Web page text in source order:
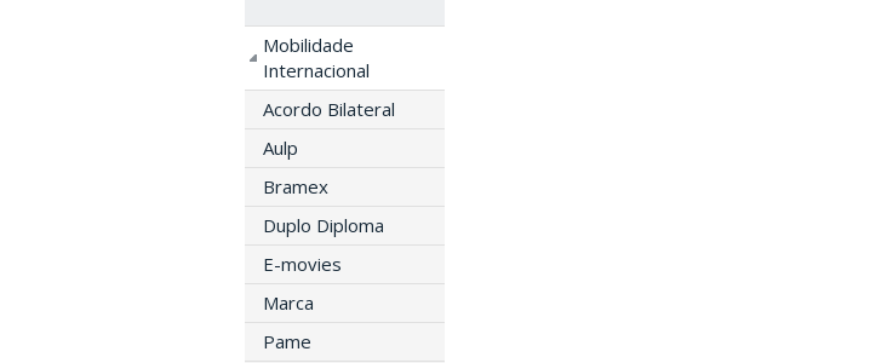
Mobilidade
Internacional
Acordo Bilateral
Aulp
Bramex
Duplo Diploma
E-movies
Marca
Pame